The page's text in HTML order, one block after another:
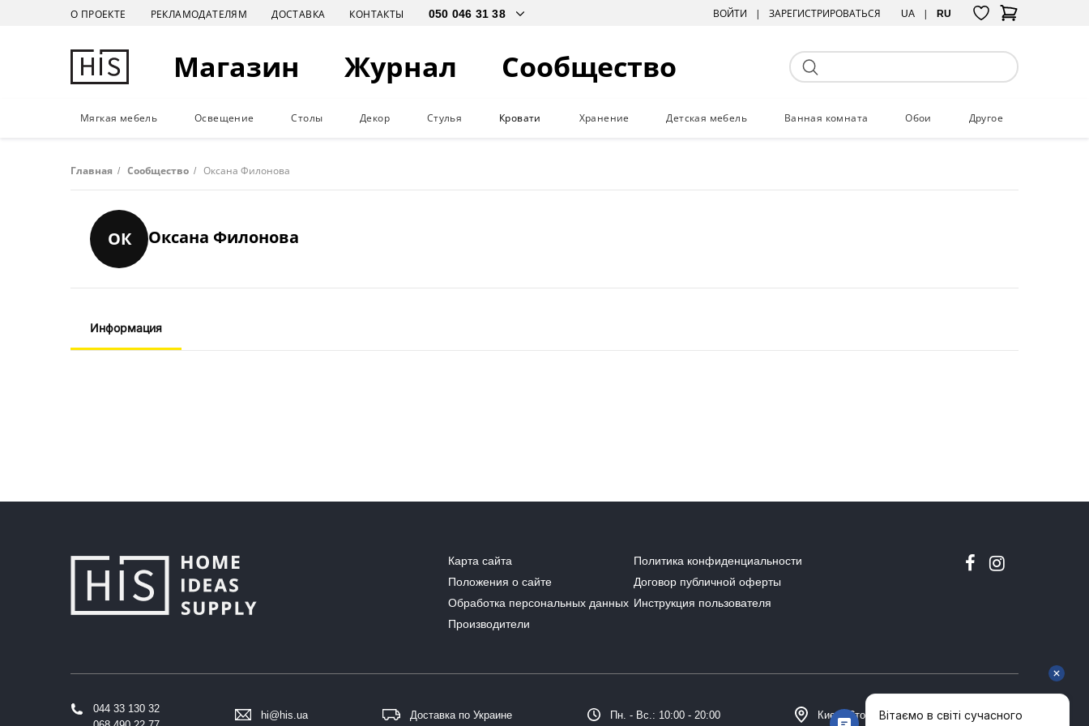
О ПРОЕКТЕ РЕКЛАМОДАТЕЛЯМ ДОСТАВКА КОНТАКТЫ ВОЙТИ ЗАРЕГИСТРИРОВАТЬСЯ UA RU
Магазин Журнал Сообщество
Мягкая мебель Освещение Столы Декор Стулья Кровати Хранение Детская мебель Ванная комната Обои Другое
Главная / Сообщество / Оксана Филонова
ОК Оксана Филонова
Информация
Карта сайта
Политика конфиденциальности
Положения о сайте
Договор публичной оферты
Обработка персональных данных Инструкция пользователя
Производители
044 33 130 32
hi@his.ua Доставка по Украине Пн. - Вс.: 10:00 - 20:00 Киев, Столичное шоссе 101, Домосфера